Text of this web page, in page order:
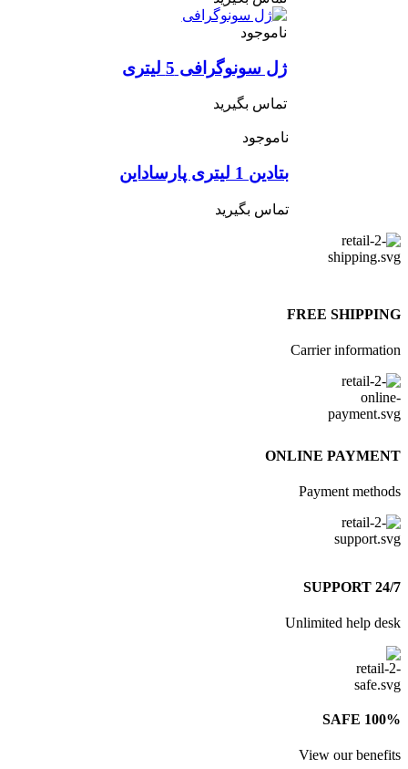
ناموجود
ژل سونوگرافی 5 لیتری
تماس بگیرید
ناموجود
بتادین 1 لیتری پارساداین
تماس بگیرید
FREE
Carrier
ONLINE
Payment
24/7
Unlimited help
100%
View our